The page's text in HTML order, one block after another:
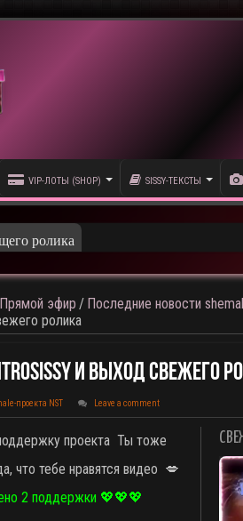
VIP-ЛОТЫ (SHOP) SISSY-ТЕКСТЫ
ролика
Прямой эфир / Последние новости
ролика
И Выход Свежего
проекта NST Leave a comment
проекта Ты тоже
что тебе нравятся видео 💋
2 поддержки 💖💖💖